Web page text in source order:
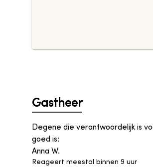
Gastheer
Degene die verantwoordelijk is
goed is:
Anna W.
Reageert meestal binnen 9 uur